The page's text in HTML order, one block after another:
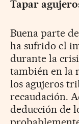
Tapar
Buena parte
ha sufrido el
durante la
también en la
los agujeros
recaudación.
deducción de